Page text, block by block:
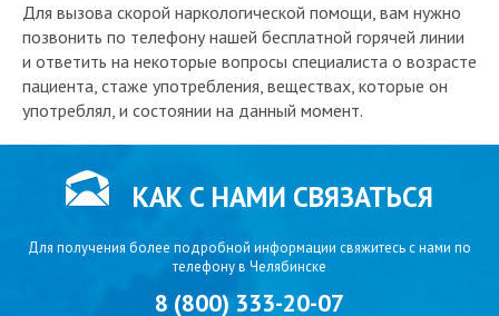
Для вызова скорой наркологической помощи, вам нужно
позвонить по телефону нашей бесплатной горячей линии
и ответить на некоторые вопросы специалиста о возрасте
пациента, стаже употребления, веществах, которые он
употреблял, и состоянии на данный момент.
КАК С НАМИ СВЯЗАТЬСЯ
Для получения более подробной информации свяжитесь с нами по
телефону в Челябинске
8 (800) 333-20-07